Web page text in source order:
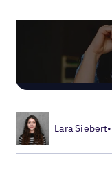
Lara Siebert•